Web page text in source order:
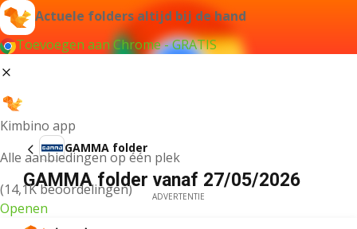
Actuele folders altijd bij de hand
Toevoegen aan Chrome - GRATIS
Kimbino app
Alle aanbiedingen op één plek
(14,1K beoordelingen)
Openen
GAMMA folder
GAMMA folder vanaf 27/05/2026
ADVERTENTIE